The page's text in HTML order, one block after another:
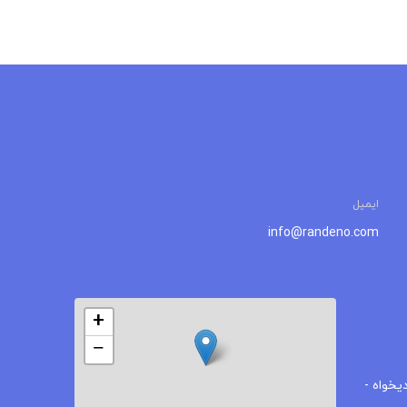
ایمیل
info@randeno.com
-
+
−